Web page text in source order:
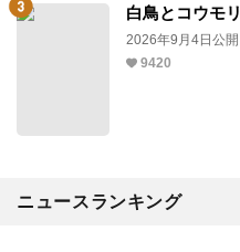
白鳥とコウモリ
2026年9月4日公開
9420
ニュースランキング